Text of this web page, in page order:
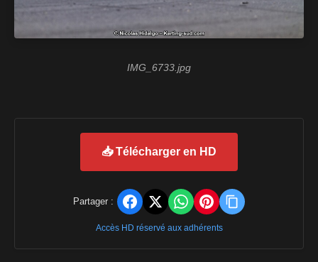
IMG_6733.jpg
📥 Télécharger en HD
Partager :
Accès HD réservé aux adhérents